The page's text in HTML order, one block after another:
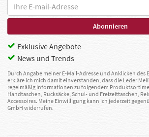
Exklusive Angebote
News und Trends
Durch Angabe meiner E-Mail-Adresse und Anklicken
erkläre ich mich damit einverstanden, dass die Leder
regelmäßig Informationen zu folgendem
Handtaschen, Rucksäcke, Schul- und Freizeittaschen,
Accessoires. Meine Einwilligung kann ich jederzeit
GmbH widerrufen.